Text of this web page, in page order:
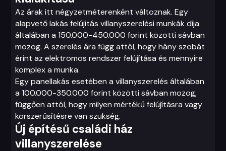
Az árak itt négyzetméterenként változnak. Egy
alapvető lakás felújítás villanyszerelési munkák díja
általában a 150.000-450.000 forint közötti sávban
mozog. A szerelés ára függ attól, hogy hány szobát
érint az elektromos rendszer felújítása és mennyire
komplex a munka.
Egy panellakás esetében a villanyszerelés általában
a 100.000-350.000 forint közötti sávban mozog,
függően attól, hogy milyen mértékű felújításra vagy
korszerűsítésre van szükség.
Új építésű családi ház
villanyszerelése